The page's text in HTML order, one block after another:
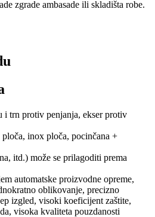
zgrade ambasade ili skladišta robe.
i trn protiv penjanja, ekser protiv
ploča, inox ploča, pocinčana +
itd.) može se prilagoditi prema
automatske proizvodne opreme,
oblikovanje, precizno
izgled, visoki koeficijent zaštite,
visoka kvaliteta pouzdanosti